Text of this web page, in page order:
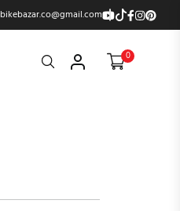
bikebazar.co@gmail.com
Search 0